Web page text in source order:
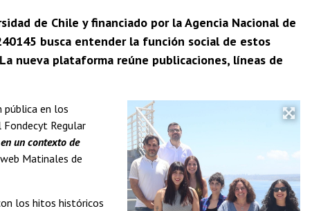
de Chile y financiado por la Agencia Nacional de
busca entender la función social de estos
nueva plataforma reúne publicaciones, líneas de
pública en los
Regular
un contexto de
Matinales de
los hitos históricos